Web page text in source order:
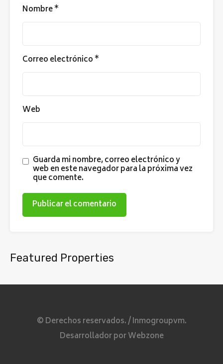
Nombre*
Correo electrónico*
Web
Guarda mi nombre, correo electrónico y
web en este navegador para la próxima vez
que comente.
Featured Properties
destacada!
© Derechos reservados. /Inmogroupvm.
Desarrollador porWebzone